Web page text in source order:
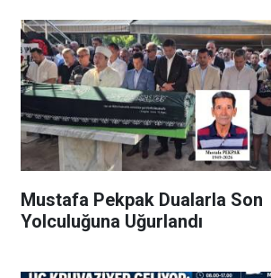
Mustafa Pekpak Dualarla Son
Yolculuğuna Uğurlandı